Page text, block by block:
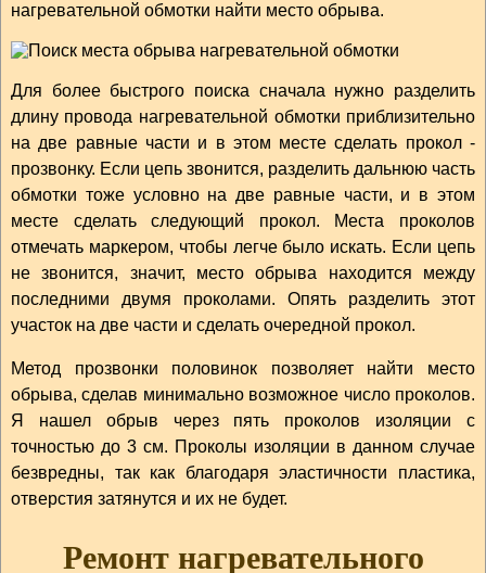
нагревательной обмотки найти место обрыва.
Для более быстрого поиска сначала нужно разделить
длину провода нагревательной обмотки приблизительно
на две равные части и в этом месте сделать прокол -
прозвонку. Если цепь звонится, разделить дальнюю часть
обмотки тоже условно на две равные части, и в этом
месте сделать следующий прокол. Места проколов
отмечать маркером, чтобы легче было искать. Если цепь
не звонится, значит, место обрыва находится между
последними двумя проколами. Опять разделить этот
участок на две части и сделать очередной прокол.
Метод прозвонки половинок позволяет найти место
обрыва, сделав минимально возможное число проколов.
Я нашел обрыв через пять проколов изоляции с
точностью до 3 см. Проколы изоляции в данном случае
безвредны, так как благодаря эластичности пластика,
отверстия затянутся и их не будет.
Ремонт нагревательного